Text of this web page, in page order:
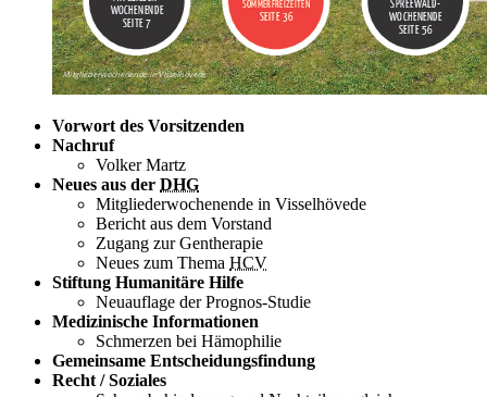
Vorwort des Vorsitzenden
Nachruf
Volker Martz
Neues aus der DHG
Mitgliederwochenende in Visselhövede
Bericht aus dem Vorstand
Zugang zur Gentherapie
Neues zum Thema HCV
Stiftung Humanitäre Hilfe
Neuauflage der Prognos-Studie
Medizinische Informationen
Schmerzen bei Hämophilie
Gemeinsame Entscheidungsfindung
Recht / Soziales